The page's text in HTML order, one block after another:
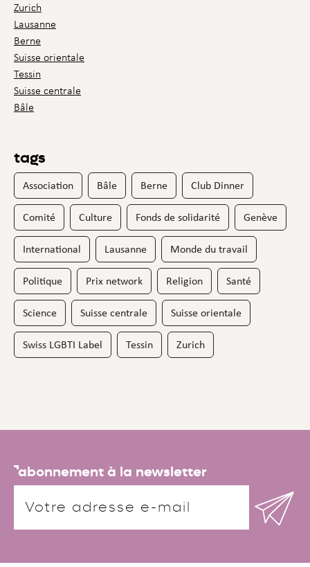
Zurich
Lausanne
Berne
Suisse orientale
Tessin
Suisse centrale
Bâle
tags
Association Bâle Berne Club Dinner
Comité Culture Fonds de solidarité Genève
International Lausanne Monde du travail
Politique Prix network Religion Santé
Science Suisse centrale Suisse orientale
Swiss LGBTI Label Tessin Zurich
abonnement à la newsletter